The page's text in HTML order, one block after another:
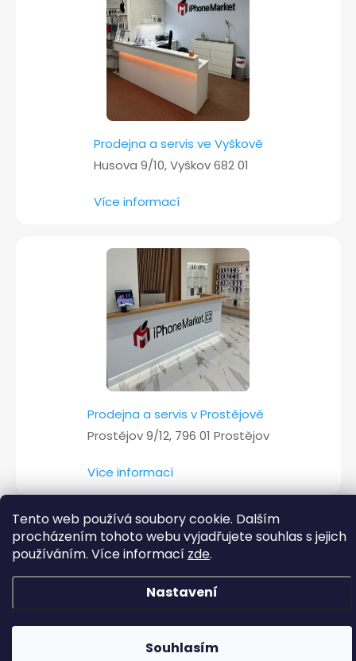
Tento web používá soubory cookie. Dalším
procházením tohoto webu vyjadřujete souhlas s jejich
používáním. Více informací zde.
Nastavení
Souhlasím
Prodejna a servis ve Vyškově
Husova 9/10, Vyškov 682 01
Více informací
Prodejna a servis v Prostějově
Prostějov 9/12, 796 01 Prostějov
Více informací
Vytvořil Shoptet
Copyright 2026iPhoneMarket.cz. Všechna práva vyhrazena.